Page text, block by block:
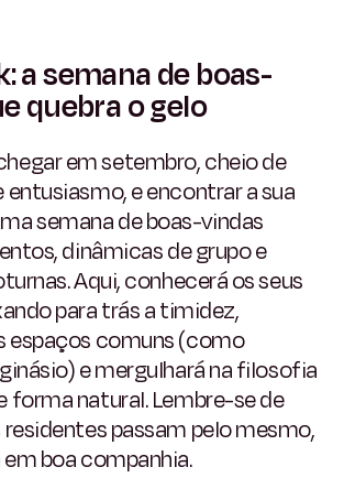
a semana de boas-
quebra o gelo
em setembro, cheio de
entusiasmo, e encontrar a sua
semana de boas-vindas
dinâmicas de grupo e
Aqui, conhecerá os seus
para trás a timidez,
espaços comuns (como
e mergulhará na filosofia
forma natural. Lembre-se de
passam pelo mesmo,
boa companhia.